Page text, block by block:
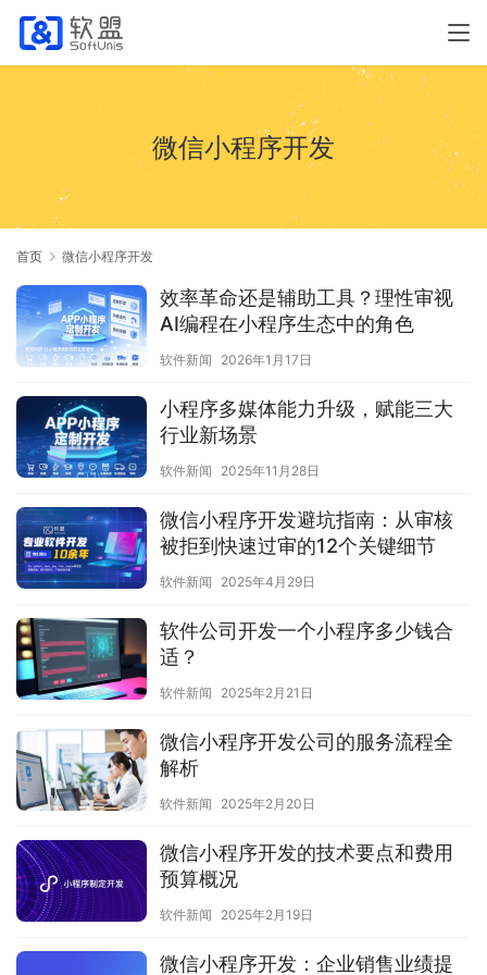
微信小程序开发
首页 微信小程序开发
效率革命还是辅助工具？理性审视
AI编程在小程序生态中的角色
软件新闻 2026年1月17日
小程序多媒体能力升级，赋能三大
行业新场景
软件新闻 2025年11月28日
微信小程序开发避坑指南：从审核
被拒到快速过审的12个关键细节
软件新闻 2025年4月29日
软件公司开发一个小程序多少钱合
适？
软件新闻 2025年2月21日
微信小程序开发公司的服务流程全
解析
软件新闻 2025年2月20日
微信小程序开发的技术要点和费用
预算概况
软件新闻 2025年2月19日
微信小程序开发：企业销售业绩提